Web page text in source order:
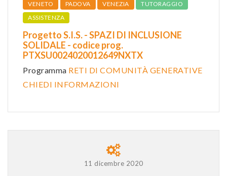
VENETO PADOVA VENEZIA
TUTORAGGIO
ASSISTENZA
Progetto S.I.S. - SPAZI DI INCLUSIONE
SOLIDALE - codice prog.
PTXSU0024020012649NXTX
Programma RETI DI COMUNITÀ GENERATIVE
CHIEDI INFORMAZIONI
11 dicembre 2020